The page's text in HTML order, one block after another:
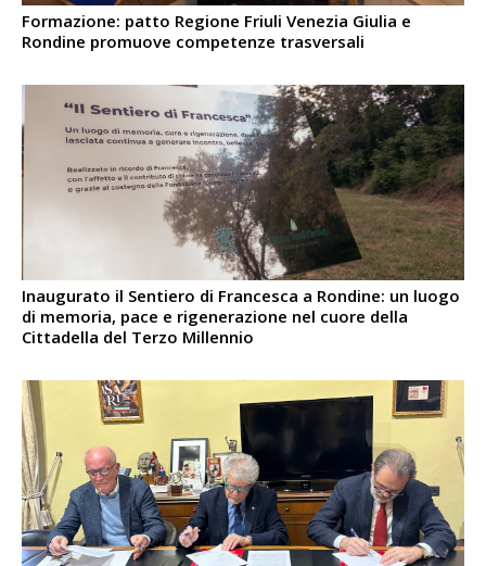
Formazione: patto Regione Friuli Venezia Giulia e
Rondine promuove competenze trasversali
Inaugurato il Sentiero di Francesca a Rondine: un luogo
di memoria, pace e rigenerazione nel cuore della
Cittadella del Terzo Millennio